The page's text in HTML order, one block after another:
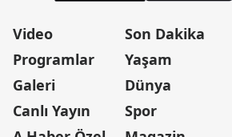
Video
Programlar
Galeri
Canlı Yayın
Son Dakika
Yaşam
Dünya
Spor